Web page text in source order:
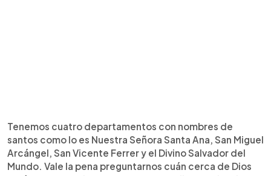
Tenemos cuatro departamentos con nombres de
santos como lo es Nuestra Señora Santa Ana, San Miguel
Arcángel, San Vicente Ferrer y el Divino Salvador del
Mundo. Vale la pena preguntarnos cuán cerca de Dios